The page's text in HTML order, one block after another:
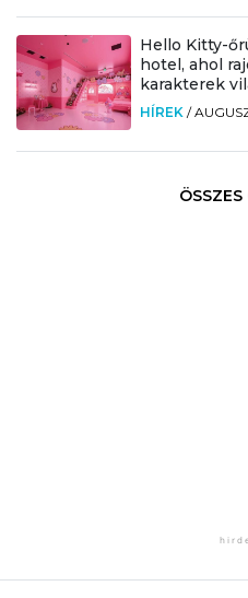
Hello Kitty-
hotel, ahol
karakterek
HÍREK /
ÖSSZES